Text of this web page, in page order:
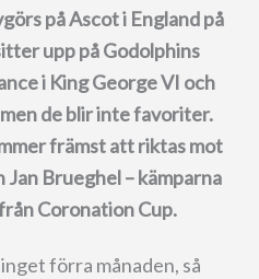
på Ascot i England på
upp på Godolphins
i King George VI och
de blir inte favoriter.
främst att riktas mot
Jan Brueghel – kämparna
Coronation Cup.
förra månaden, så